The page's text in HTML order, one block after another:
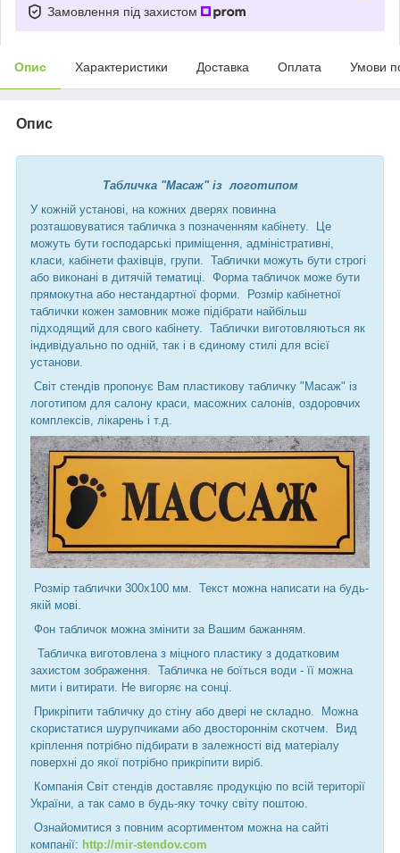
Замовлення під захистом
Опис Характеристики Доставка Оплата Умови
Опис
Табличка "Масаж" із логотипом
У кожній установі, на кожних дверях повинна
розташовуватися табличка з позначенням кабінету. Це
можуть бути господарські приміщення, адміністративні,
класи, кабінети фахівців, групи. Таблички можуть бути строгі
або виконані в дитячій тематиці. Форма табличок може бути
прямокутна або нестандартної форми. Розмір кабінетної
таблички кожен замовник може підібрати найбільш
підходящий для свого кабінету. Таблички виготовляються як
індивідуально по одній, так і в єдиному стилі для всієї
установи.
Світ стендів пропонує Вам пластикову табличку "Масаж" із
логотипом для салону краси, масожних салонів, оздоровчих
комплексів, лікарень і т.д.
Розмір таблички 300х100 мм. Текст можна написати на будь-
якій мові.
Фон табличок можна змінити за Вашим бажанням.
Табличка виготовлена ​​з міцного пластику з додатковим
захистом зображення. Табличка не боїться води - її можна
мити і витирати. Не вигоряє на сонці.
Прикріпити табличку до стіну або двері не складно. Можна
скористатися шурупчиками або двостороннім скотчем. Вид
кріплення потрібно підбирати в залежності від матеріалу
поверхні до якої потрібно прикріпити виріб.
Компанія Світ стендів доставляє продукцію по всій території
України, а так само в будь-яку точку світу поштою.
Ознайомитися з повним асортиментом можна на сайті
компанії: http://mir-stendov.com